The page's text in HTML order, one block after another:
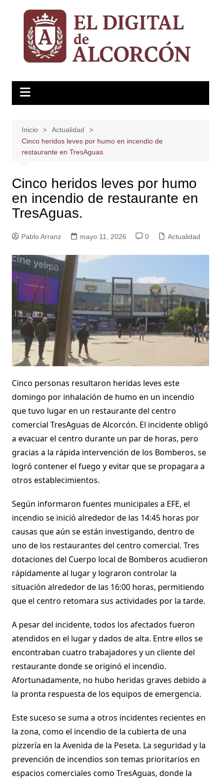
contenido
Inicio
Actualidad
Cinco heridos leves por humo en incendio de
restaurante en TresAguas.
Cinco heridos leves por humo
en incendio de restaurante en
TresAguas.
Pablo Arranz mayo 11, 2026 0 Actualidad
Cinco personas resultaron heridas leves este
domingo por inhalación de humo en un incendio
que tuvo lugar en un restaurante del centro
comercial TresAguas de Alcorcón. El incidente obligó
a evacuar el centro durante un par de horas, pero
gracias a la rápida intervención de los Bomberos, se
logró contener el fuego y evitar que se propagara a
otros establecimientos.
Según informaron fuentes municipales a EFE, el
incendio se inició alrededor de las 14:45 horas por
causas que aún se están investigando, dentro de
uno de los restaurantes del centro comercial. Tres
dotaciones del Cuerpo local de Bomberos acudieron
rápidamente al lugar y lograron controlar la
situación alrededor de las 16:00 horas, permitiendo
que el centro retomara sus actividades por la tarde.
A pesar del incidente, todos los afectados fueron
atendidos en el lugar y dados de alta. Entre ellos se
encontraban cuatro trabajadores y un cliente del
restaurante donde se originó el incendio.
Afortunadamente, no hubo heridas graves debido a
la pronta respuesta de los equipos de emergencia.
Este suceso se suma a otros incidentes recientes en
la zona, como el incendio de la cubierta de una
pizzería en la Avenida de la Peseta. La seguridad y la
prevención de incendios son temas prioritarios en
espacios comerciales como TresAguas, donde la